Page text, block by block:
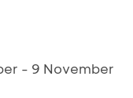
- 9 November